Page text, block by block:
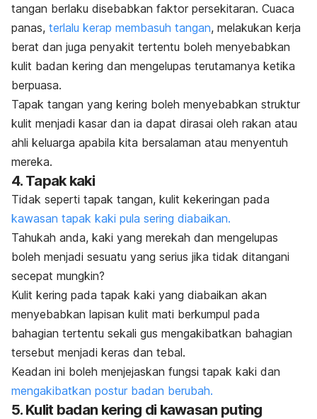
tangan berlaku disebabkan faktor persekitaran. Cuaca
panas, terlalu kerap membasuh tangan, melakukan kerja
berat dan juga penyakit tertentu boleh menyebabkan
kulit badan kering dan mengelupas terutamanya ketika
berpuasa.
Tapak tangan yang kering boleh menyebabkan struktur
kulit menjadi kasar dan ia dapat dirasai oleh rakan atau
ahli keluarga apabila kita bersalaman atau menyentuh
mereka.
4. Tapak kaki
Tidak seperti tapak tangan, kulit kekeringan pada
kawasan tapak kaki pula sering diabaikan.
Tahukah anda, kaki yang merekah dan mengelupas
boleh menjadi sesuatu yang serius jika tidak ditangani
secepat mungkin?
Kulit kering pada tapak kaki yang diabaikan akan
menyebabkan lapisan kulit mati berkumpul pada
bahagian tertentu sekali gus mengakibatkan bahagian
tersebut menjadi keras dan tebal.
Keadan ini boleh menjejaskan fungsi tapak kaki dan
mengakibatkan postur badan berubah.
5. Kulit badan kering di kawasan puting